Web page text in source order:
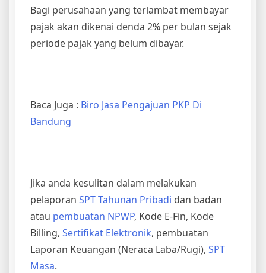
Bagi perusahaan yang terlambat membayar
pajak akan dikenai denda 2% per bulan sejak
periode pajak yang belum dibayar.
Baca Juga : Biro Jasa Pengajuan PKP Di
Bandung
Jika anda kesulitan dalam melakukan
pelaporan SPT Tahunan Pribadi dan badan
atau pembuatan NPWP, Kode E-Fin, Kode
Billing, Sertifikat Elektronik, pembuatan
Laporan Keuangan (Neraca Laba/Rugi), SPT
Masa.